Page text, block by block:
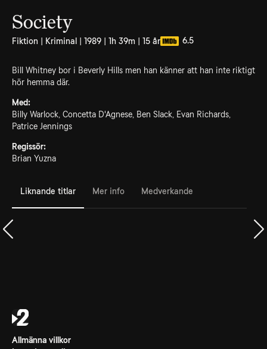
Society
Fiktion | Kriminal | 1989 | 1h 39m | 15 år 6.5
Bill Whitney bor i Beverly Hills men han känner att han inte riktigt
hör hemma där.
Med:
Billy Warlock, Concetta D'Agnese, Ben Slack, Evan Richards,
Patrice Jennings
Regissör:
Brian Yuzna
Liknande titlar Mer info Medverkande
Allmänna villkor